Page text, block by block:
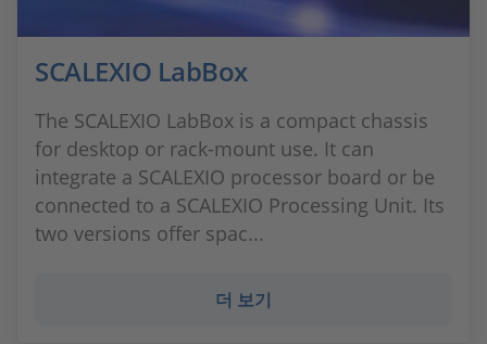
SCALEXIO LabBox
The SCALEXIO LabBox is a compact chassis
for desktop or rack-mount use. It can
integrate a SCALEXIO processor board or be
connected to a SCALEXIO Processing Unit. Its
two versions offer spac...
더 보기